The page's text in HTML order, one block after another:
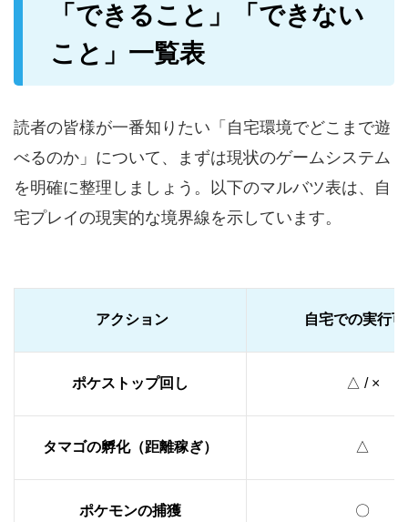
「できること」「できない
こと」一覧表
読者の皆様が一番知りたい「自宅環境でどこまで遊
べるのか」について、まずは現状のゲームシステム
を明確に整理しましょう。以下のマルバツ表は、自
宅プレイの現実的な境界線を示しています。
アクション 自宅での実行
ポケストップ回し △ / ×
タマゴの孵化（距離稼ぎ） △
ポケモンの捕獲 〇